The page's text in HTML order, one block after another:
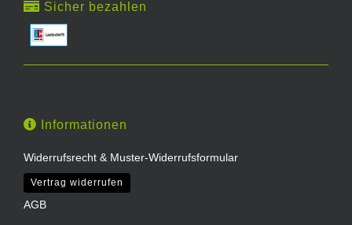
Sicher bezahlen
Informationen
Widerrufsrecht & Muster-Widerrufsformular
Vertrag widerrufen
AGB